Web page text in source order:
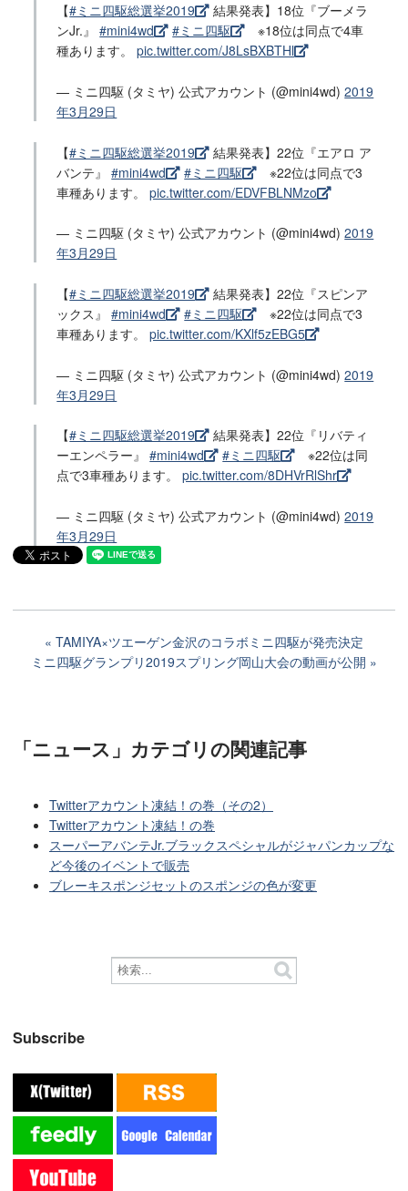
【#ミニ四駆総選挙2019
結果発表】18位『ブーメラ
ンJr.』#mini4wd #ミニ四駆
※18位は同点で4車
種あります。pic.twitter.com/J8LsBXBTHl
— ミニ四駆 (タミヤ) 公式アカウント (@mini4wd)2019
年3月29日
【#ミニ四駆総選挙2019
結果発表】22位『エアロ ア
バンテ』#mini4wd #ミニ四駆
※22位は同点で3
車種あります。pic.twitter.com/EDVFBLNMzo
— ミニ四駆 (タミヤ) 公式アカウント (@mini4wd)2019
年3月29日
【#ミニ四駆総選挙2019
結果発表】22位『スピンア
ックス』#mini4wd #ミニ四駆
※22位は同点で3
車種あります。pic.twitter.com/KXlf5zEBG5
— ミニ四駆 (タミヤ) 公式アカウント (@mini4wd)2019
年3月29日
【#ミニ四駆総選挙2019
結果発表】22位『リバティ
ーエンペラー』#mini4wd #ミニ四駆
※22位は同
点で3車種あります。pic.twitter.com/8DHVrRlShr
— ミニ四駆 (タミヤ) 公式アカウント (@mini4wd)2019
年3月29日
TAMIYA×ツエーゲン金沢のコラボミニ四駆が発売決定
ミニ四駆グランプリ2019スプリング岡山大会の動画が公開
「ニュース」カテゴリの関連記事
Twitterアカウント凍結！の巻（その2）
Twitterアカウント凍結！の巻
スーパーアバンテJr.ブラックスペシャルがジャパンカップな
ど今後のイベントで販売
ブレーキスポンジセットのスポンジの色が変更
Subscribe